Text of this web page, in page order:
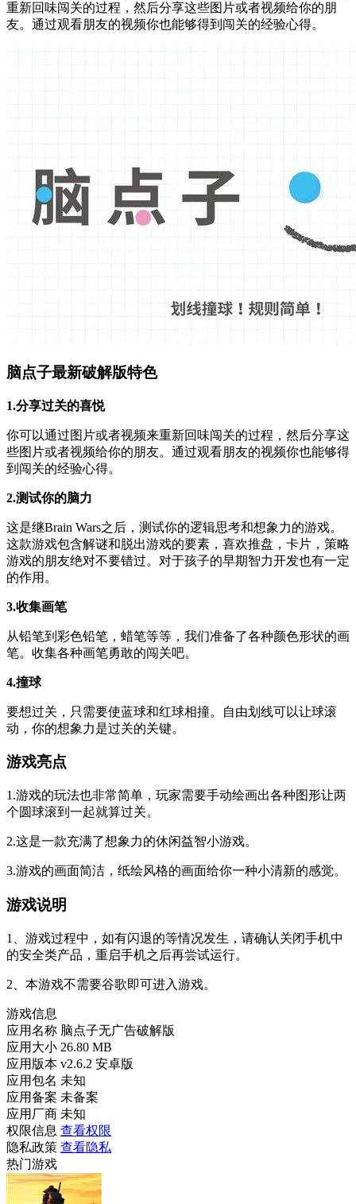
重新回味闯关的过程，然后分享这些图片或者视频给你的朋
友。通过观看朋友的视频你也能够得到闯关的经验心得。
脑点子最新破解版特色
1.分享过关的喜悦
你可以通过图片或者视频来重新回味闯关的过程，然后分享这
些图片或者视频给你的朋友。通过观看朋友的视频你也能够得
到闯关的经验心得。
2.测试你的脑力
这是继Brain Wars之后，测试你的逻辑思考和想象力的游戏。
这款游戏包含解谜和脱出游戏的要素，喜欢推盘，卡片，策略
游戏的朋友绝对不要错过。对于孩子的早期智力开发也有一定
的作用。
3.收集画笔
从铅笔到彩色铅笔，蜡笔等等，我们准备了各种颜色形状的画
笔。收集各种画笔勇敢的闯关吧。
4.撞球
要想过关，只需要使蓝球和红球相撞。自由划线可以让球滚
动，你的想象力是过关的关键。
游戏亮点
1.游戏的玩法也非常简单，玩家需要手动绘画出各种图形让两
个圆球滚到一起就算过关。
2.这是一款充满了想象力的休闲益智小游戏。
3.游戏的画面简洁，纸绘风格的画面给你一种小清新的感觉。
游戏说明
1、游戏过程中，如有闪退的等情况发生，请确认关闭手机中
的安全类产品，重启手机之后再尝试运行。
2、本游戏不需要谷歌即可进入游戏。
游戏信息
应用名称 脑点子无广告破解版
应用大小 26.80 MB
应用版本 v2.6.2 安卓版
应用包名 未知
应用备案 未备案
应用厂商 未知
权限信息 查看权限
隐私政策 查看隐私
热门游戏